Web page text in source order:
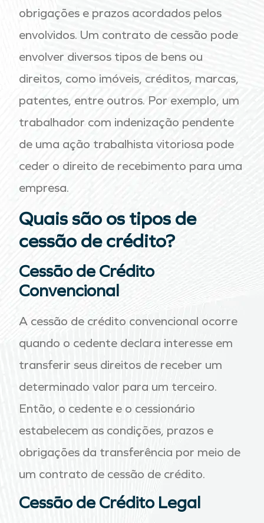
obrigações e prazos acordados pelos
envolvidos. Um contrato de cessão pode
envolver diversos tipos de bens ou
direitos, como imóveis, créditos, marcas,
patentes, entre outros. Por exemplo, um
trabalhador com indenização pendente
de uma ação trabalhista vitoriosa pode
ceder o direito de recebimento para uma
empresa.
Quais são os tipos de
cessão de crédito?
Cessão de Crédito
Convencional
A cessão de crédito convencional ocorre
quando o cedente declara interesse em
transferir seus direitos de receber um
determinado valor para um terceiro.
Então, o cedente e o cessionário
estabelecem as condições, prazos e
obrigações da transferência por meio de
um contrato de cessão de crédito.
Cessão de Crédito Legal